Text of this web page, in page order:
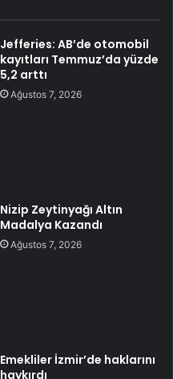
Jefferies: AB’de otomobil
kayıtları Temmuz’da yüzde
5,2 arttı
Ağustos 7, 2026
Nizip Zeytinyağı Altın
Madalya Kazandı
Ağustos 7, 2026
Emekliler İzmir’de haklarını
haykırdı